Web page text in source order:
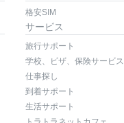
格安SIM
サービス
旅行サポート
学校、ビザ、保険サービス
仕事探し
到着サポート
生活サポート